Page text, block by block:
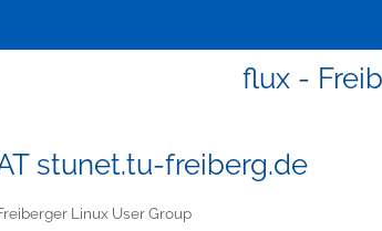
flux -
stunet.tu-freiberg.de
Linux User Group